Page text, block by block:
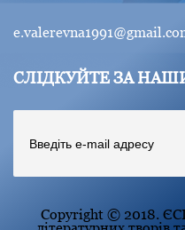
СЛІДКУЙТЕ ЗА
Copyright © 2018.